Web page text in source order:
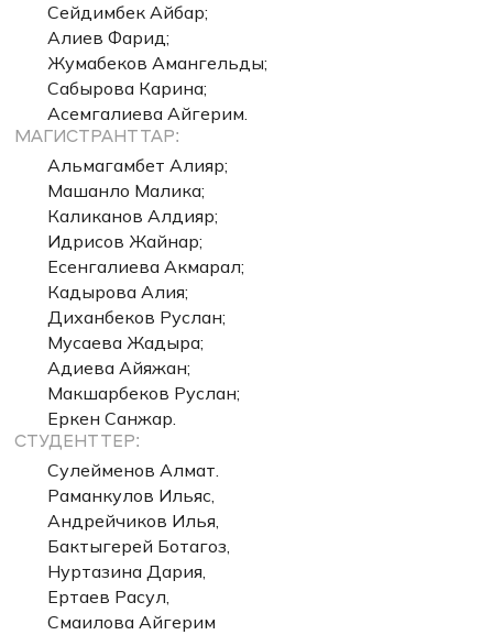
Сейдимбек Айбар;
Алиев Фарид;
Жумабеков Амангельды;
Сабырова Карина;
Асемгалиева Айгерим.
МАГИСТРАНТТАР:
Альмагамбет Алияр;
Машанло Малика;
Каликанов Алдияр;
Идрисов Жайнар;
Есенгалиева Акмарал;
Кадырова Алия;
Диханбеков Руслан;
Мусаева Жадыра;
Адиева Айяжан;
Макшарбеков Руслан;
Еркен Санжар.
СТУДЕНТТЕР:
Сулейменов Алмат.
Раманкулов Ильяс,
Андрейчиков Илья,
Бактыгерей Ботагоз,
Нуртазина Дария,
Ертаев Расул,
Смаилова Айгерим